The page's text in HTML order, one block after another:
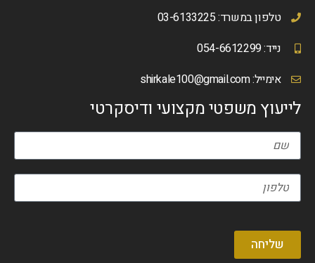
טלפון במשרד: 03-6133225
נייד: 054-6612299
אימייל:shirkale100@gmail.com
לייעוץ משפטי מקצועי ודיסקרטי
שליחה